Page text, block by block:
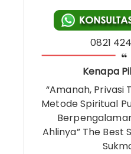
0821
Kenapa
“Amanah, Privasi
Metode Spiritual
Ahlinya” The Best